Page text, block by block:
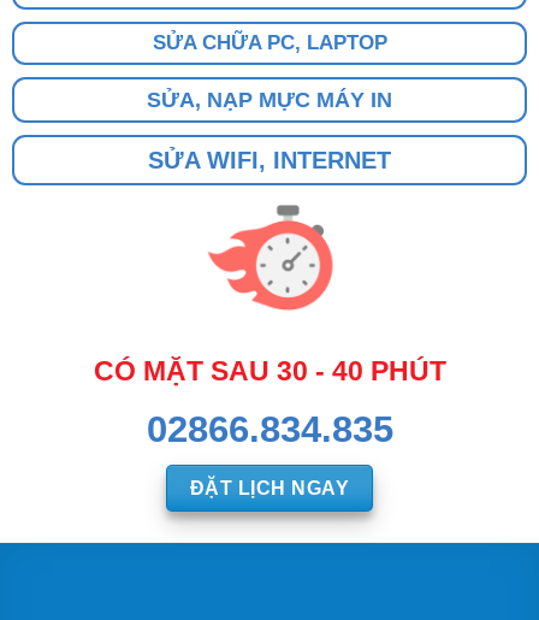
SỬA CHỮA PC, LAPTOP
SỬA, NẠP MỰC MÁY IN
SỬA WIFI, INTERNET
CÓ MẶT SAU 30 - 40 PHÚT
02866.834.835
ĐẶT LỊCH NGAY